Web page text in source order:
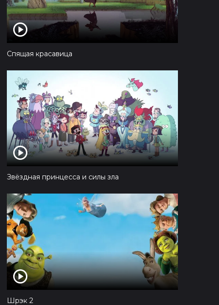
Спящая красавица
Звёздная принцесса и силы зла
Шрэк 2